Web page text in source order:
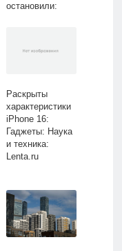
остановили:
Раскрыты
характеристики
iPhone 16:
Гаджеты: Наука
и техника:
Lenta.ru